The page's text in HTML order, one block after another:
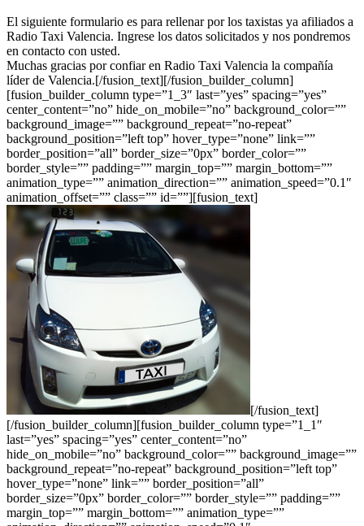
El siguiente formulario es para rellenar por los taxistas ya afiliados a
Radio Taxi Valencia. Ingrese los datos solicitados y nos pondremos
en contacto con usted.
Muchas gracias por confiar en Radio Taxi Valencia la compañía
líder de Valencia.[/fusion_text][/fusion_builder_column]
[fusion_builder_column type=”1_3″ last=”yes” spacing=”yes”
center_content=”no” hide_on_mobile=”no” background_color=””
background_image=”” background_repeat=”no-repeat”
background_position=”left top” hover_type=”none” link=””
border_position=”all” border_size=”0px” border_color=””
border_style=”” padding=”” margin_top=”” margin_bottom=””
animation_type=”” animation_direction=”” animation_speed=”0.1″
animation_offset=”” class=”” id=””][fusion_text]
[/fusion_text]
[/fusion_builder_column][fusion_builder_column type=”1_1″
last=”yes” spacing=”yes” center_content=”no”
hide_on_mobile=”no” background_color=”” background_image=””
background_repeat=”no-repeat” background_position=”left top”
hover_type=”none” link=”” border_position=”all”
border_size=”0px” border_color=”” border_style=”” padding=””
margin_top=”” margin_bottom=”” animation_type=””